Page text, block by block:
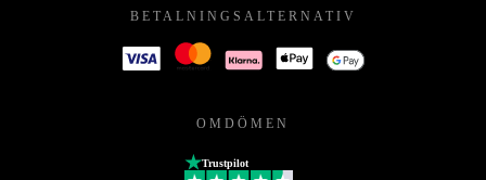
BETALNINGSALTERNATIV
OMDÖMEN
Trustpilot